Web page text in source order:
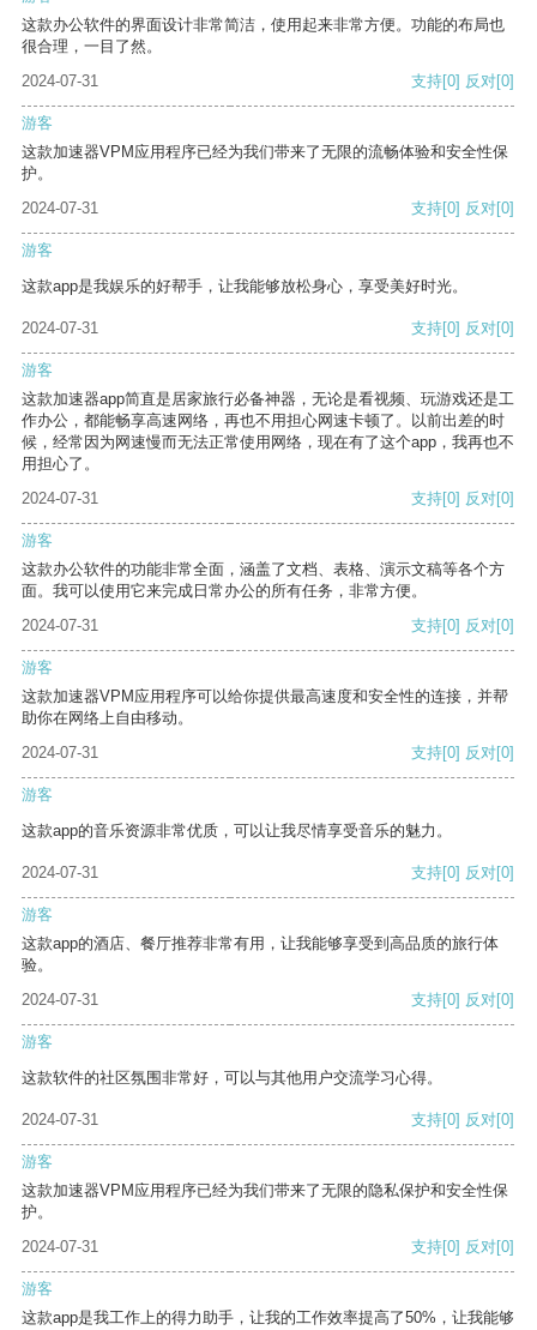
这款办公软件的界面设计非常简洁，使用起来非常方便。功能的布局也
很合理，一目了然。
2024-07-31
支持[0] 反对[0]
游客
这款加速器VPM应用程序已经为我们带来了无限的流畅体验和安全性保
护。
2024-07-31
支持[0] 反对[0]
游客
这款app是我娱乐的好帮手，让我能够放松身心，享受美好时光。
2024-07-31 支持[0] 反对[0]
游客
这款加速器app简直是居家旅行必备神器，无论是看视频、玩游戏还是工
作办公，都能畅享高速网络，再也不用担心网速卡顿了。以前出差的时
候，经常因为网速慢而无法正常使用网络，现在有了这个app，我再也不
用担心了。
2024-07-31
支持[0] 反对[0]
游客
这款办公软件的功能非常全面，涵盖了文档、表格、演示文稿等各个方
面。我可以使用它来完成日常办公的所有任务，非常方便。
2024-07-31
支持[0] 反对[0]
游客
这款加速器VPM应用程序可以给你提供最高速度和安全性的连接，并帮
助你在网络上自由移动。
2024-07-31
支持[0] 反对[0]
游客
这款app的音乐资源非常优质，可以让我尽情享受音乐的魅力。
2024-07-31 支持[0] 反对[0]
游客
这款app的酒店、餐厅推荐非常有用，让我能够享受到高品质的旅行体
验。
2024-07-31
支持[0] 反对[0]
游客
这款软件的社区氛围非常好，可以与其他用户交流学习心得。
2024-07-31 支持[0] 反对[0]
游客
这款加速器VPM应用程序已经为我们带来了无限的隐私保护和安全性保
护。
2024-07-31
支持[0] 反对[0]
游客
这款app是我工作上的得力助手，让我的工作效率提高了50%，让我能够